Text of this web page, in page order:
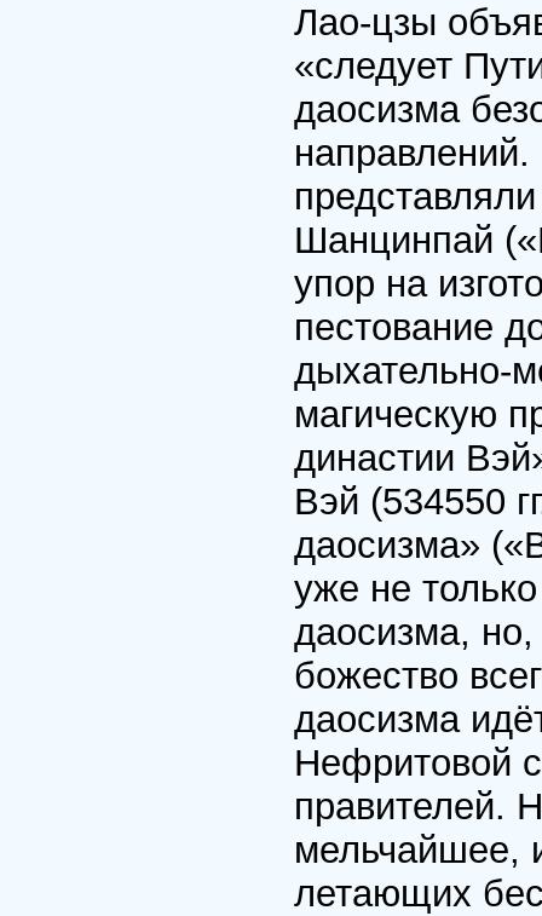
Лао-цзы
«следует
даосизма
Шанцинпай
упор на
пестование
дыхательно-
магическую
династии
Вэй (534550
даосизма»
уже не
даосизма, но,
божество
даосизма
Нефритовой
правителей.
мельчайшее,
летающих